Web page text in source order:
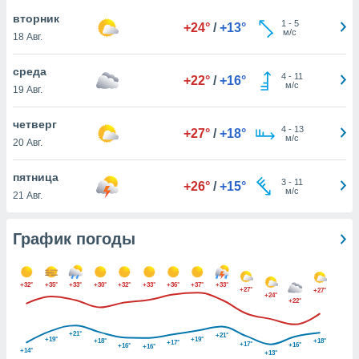
установки
веб-
или
как
вашем
вторник
18 Авг.
+24° / +13° 1 - 5
м/с
среда
19 Авг.
+22° / +16° 4- 11
м/с
четверг
20 Авг.
+27° / +18° 4- 13
м/с
пятница
21 Авг.
+26° / +15° 3- 11
м/с
График погоды
+32° +35° +33° +30° +32° +33° +36° +37° +33°
+27°
+24°
+22°
+27°
+14°
+19°
+21°
+18°
+16° +16°
+17° +19°
+21°
+17°
+13°
+16°
+18°